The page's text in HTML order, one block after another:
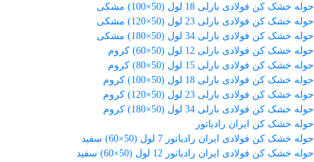
حوله خشک کن فولادی بارلی 18 لول (50×100) مشکی
حوله خشک کن فولادی بارلی 23 لول (50×120) مشکی
حوله خشک کن فولادی بارلی 34 لول (50×180) مشکی
حوله خشک کن فولادی بارلی 12 لول (50×60) کروم
حوله خشک کن فولادی بارلی 15 لول (50×80) کروم
حوله خشک کن فولادی بارلی 18 لول (50×100) کروم
حوله خشک کن فولادی بارلی 23 لول (50×120) کروم
حوله خشک کن فولادی بارلی 34 لول (50×180) کروم
حوله خشک کن ایران رادیاتور
حوله خشک کن فولادی ایران رادیاتور 7 لول (50×60) سفید
حوله خشک کن فولادی ایران رادیاتور 12 لول (50×60) سفید